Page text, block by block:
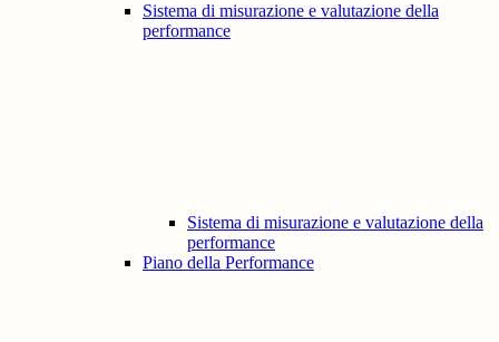
Sistema di misurazione e valutazione della
performance
Sistema di misurazione e valutazione della
performance
Piano della Performance